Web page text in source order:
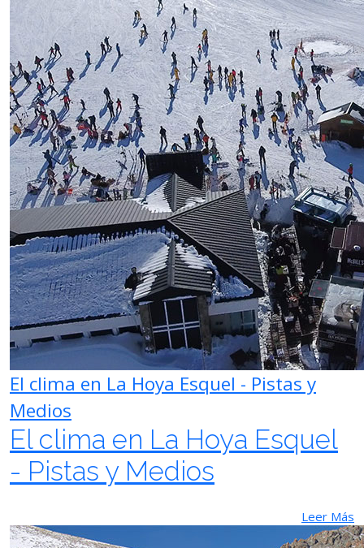
El clima en La Hoya Esquel - Pistas y
Medios
El clima en La Hoya Esquel
- Pistas y Medios
Leer Más